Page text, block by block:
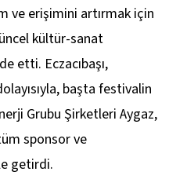
ve erişimini artırmak için
kültür-sanat
etti. Eczacıbaşı,
başta festivalin
Grubu Şirketleri Aygaz,
sponsor ve
getirdi.